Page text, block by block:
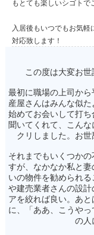
もとても楽しいシゴトで
入居後もいつでもお気
対応致します！
この度は大変お世
最初に職場の上司か
産屋さんはみんな似た
始めてお会いして打
聞いてくれて、こん
クリしました。お世
それまでもいくつか
すが、なかなか私と
いの物件を勧められ
や建売業者さんの設
アを絞れば良い。あ
に、「ああ、こうや
の人